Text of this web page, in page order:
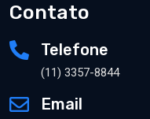
Contato
Telefone
(11) 3357-8844
Email